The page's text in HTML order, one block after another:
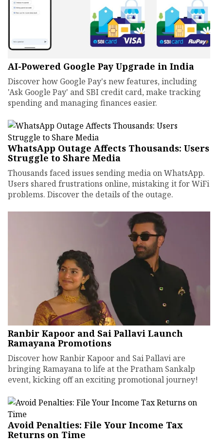
AI-Powered Google Pay Upgrade in India
Discover how Google Pay's new features, including
'Ask Google Pay' and SBI credit card, make tracking
spending and managing finances easier.
WhatsApp Outage Affects Thousands: Users
Struggle to Share Media
Thousands faced issues sending media on WhatsApp.
Users shared frustrations online, mistaking it for WiFi
problems. Discover the details of the outage.
Ranbir Kapoor and Sai Pallavi Launch
Ramayana Promotions
Discover how Ranbir Kapoor and Sai Pallavi are
bringing Ramayana to life at the Pratham Sankalp
event, kicking off an exciting promotional journey!
Avoid Penalties: File Your Income Tax
Returns on Time